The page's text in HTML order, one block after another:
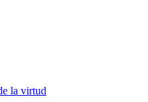
la virtud